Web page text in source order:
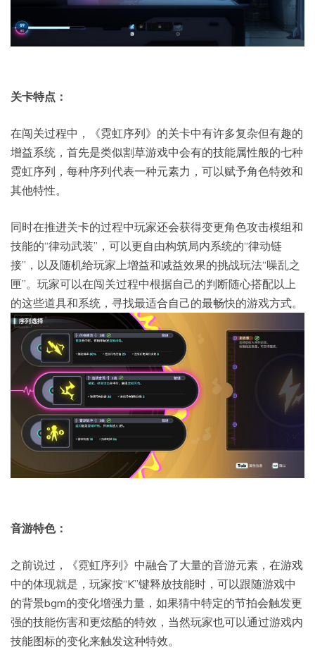
关卡特点：
在闯关过程中，《霓虹序列》的关卡中有许多复杂但有趣的
增益系统，首先是类似割草游戏中会有的技能属性般的七种
霓虹序列，每种序列代表一种元素力，可以赋予角色特效和
其他特性。
同时在推进关卡的过程中玩家还会获得变更角色攻击模组和
技能的“律动武装”，可以更自由构筑局内系统的“律动链
接”，以及随机给玩家上增益和减益效果的挑战玩法“噪乱之
匣”。玩家可以在闯关过程中根据自己的判断随心搭配以上
的这些道具和系统，寻找最适合自己的最畅快的游戏方式。
音游特色：
之前说过，《霓虹序列》中融合了大量的音游元素，在游戏
中的体现就是，玩家按“K”键释放技能时，可以跟随游戏中
的背景bgm的变化增强力量，如果猜中特定的节拍会触发更
强的技能伤害和更炫酷的特效，当然玩家也可以通过游戏内
技能图标的变化来触发这种特效。